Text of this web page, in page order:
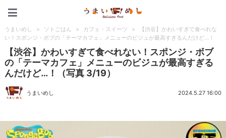
うまいめし > ソトごはん > カフェ・スイーツ >
【渋谷】かわいすぎて食べれな
い！スポンジ・ボブの「テーマカフェ」メニューのビジュが最高すぎるんだけど…！
【渋谷】かわいすぎて食べれない！スポンジ・ボブ
の「テーマカフェ」メニューのビジュが最高すぎる
んだけど…！（写真 3/19）
うまいめし 2024.5.27 16:00